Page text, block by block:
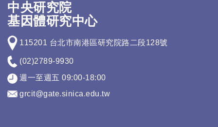
中央研究院
基因體研究中心
115201 台北市南港區研究院路二段128號
(02)2789-9930
週一至週五 09:00-18:00
grcit@gate.sinica.edu.tw